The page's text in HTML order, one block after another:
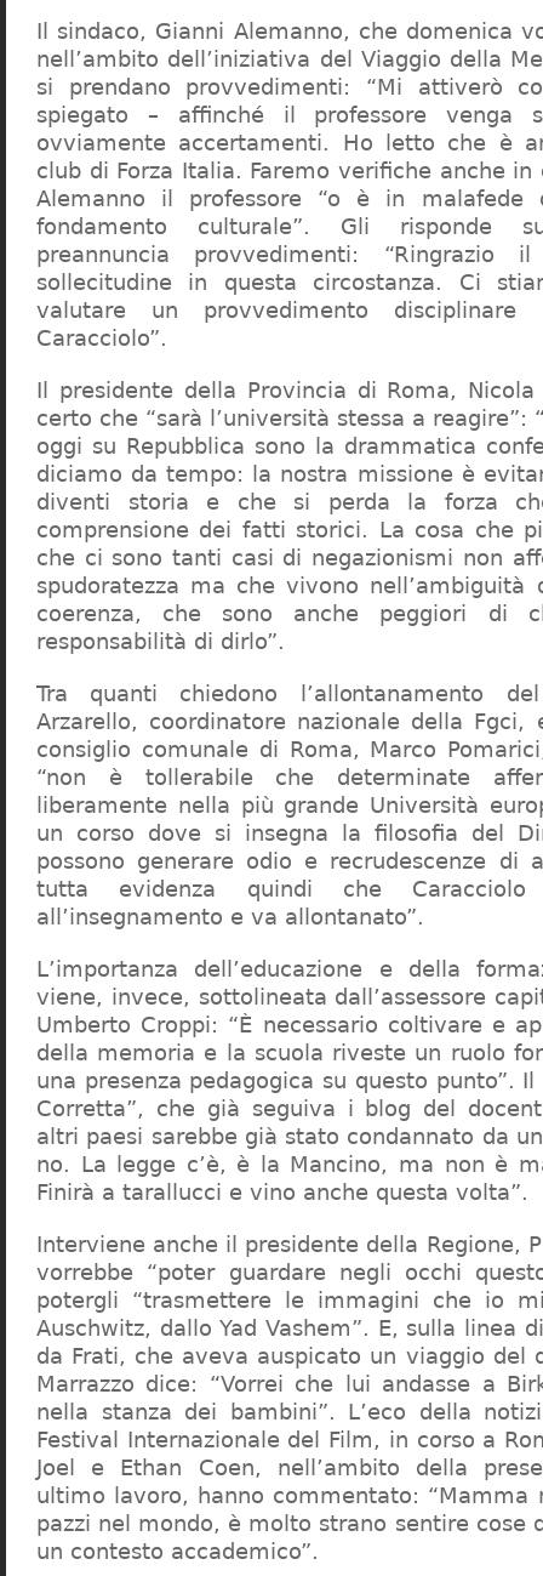
Il sindaco, Gianni Alemanno, che domenica
nell’ambito dell’iniziativa del Viaggio della
si prendano provvedimenti: “Mi attiverò
spiegato – affinché il professore venga
ovviamente accertamenti. Ho letto che è
club di Forza Italia. Faremo verifiche anche in
Alemanno il professore “o è in malafede
fondamento culturale”. Gli risponde
preannuncia provvedimenti:
sollecitudine in questa circostanza. Ci
valutare un provvedimento
Caracciolo”.
Il presidente della Provincia di Roma,
certo che “sarà l’università stessa a reagire”:
oggi su Repubblica sono la drammatica
diciamo da tempo: la nostra missione è
diventi storia e che si perda la forza
comprensione dei fatti storici. La cosa che
che ci sono tanti casi di negazionismi non
spudoratezza ma che vivono nell’ambiguità
coerenza, che sono anche peggiori di
responsabilità di dirlo”.
Tra quanti chiedono l’allontanamento
Arzarello, coordinatore nazionale della
consiglio comunale di Roma, Marco
“non è tollerabile che determinate
liberamente nella più grande Università
un corso dove si insegna la filosofia del
possono generare odio e recrudescenze di
tutta evidenza quindi che
all’insegnamento e va allontanato”.
L’importanza dell’educazione e della
viene, invece, sottolineata dall’assessore
Umberto Croppi: “È necessario coltivare e
della memoria e la scuola riveste un ruolo
una presenza pedagogica su questo punto”.
Corretta”, che già seguiva i blog del
altri paesi sarebbe già stato condannato da
no. La legge c’è, è la Mancino, ma non è
Finirà a tarallucci e vino anche questa volta”.
Interviene anche il presidente della Regione,
vorrebbe “poter guardare negli occhi
potergli “trasmettere le immagini che io
Auschwitz, dallo Yad Vashem”. E, sulla linea
da Frati, che aveva auspicato un viaggio del
Marrazzo dice: “Vorrei che lui andasse a
nella stanza dei bambini”. L’eco della
Festival Internazionale del Film, in corso a
Joel e Ethan Coen, nell’ambito della
ultimo lavoro, hanno commentato: “Mamma
pazzi nel mondo, è molto strano sentire cose
un contesto accademico”.